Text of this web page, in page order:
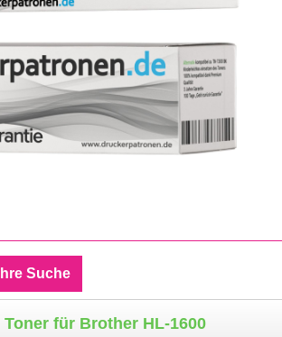
Suche
für Brother HL-1600